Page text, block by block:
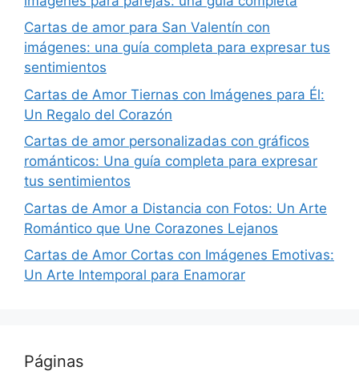
Cartas de amor para San Valentín con
imágenes: una guía completa para expresar tus
sentimientos
Cartas de Amor Tiernas con Imágenes para Él:
Un Regalo del Corazón
Cartas de amor personalizadas con gráficos
románticos: Una guía completa para expresar
tus sentimientos
Cartas de Amor a Distancia con Fotos: Un Arte
Romántico que Une Corazones Lejanos
Cartas de Amor Cortas con Imágenes Emotivas:
Un Arte Intemporal para Enamorar
Páginas